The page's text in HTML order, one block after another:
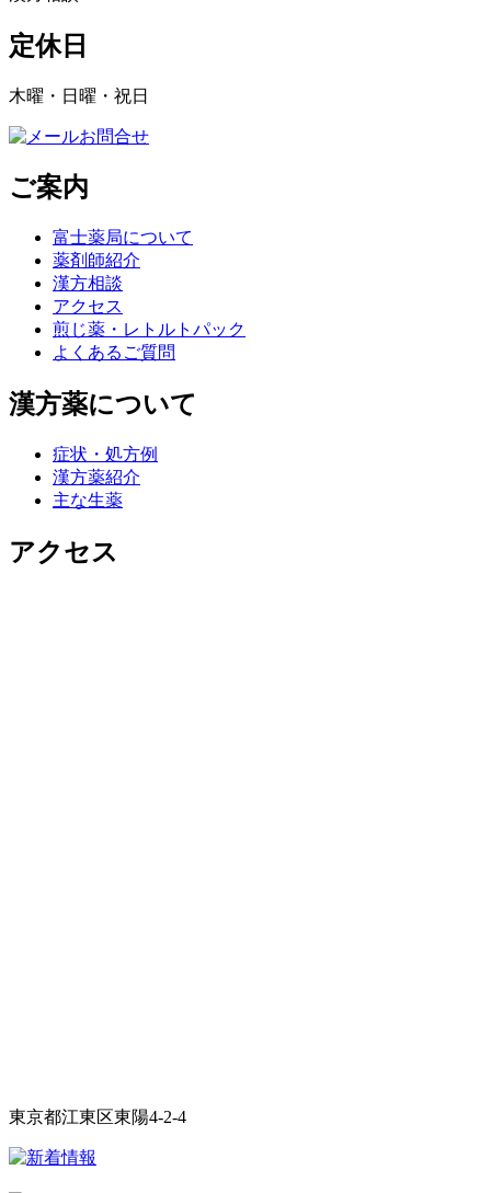
定休日
木曜・日曜・祝日
ご案内
富士薬局について
薬剤師紹介
漢方相談
アクセス
煎じ薬・レトルトパック
よくあるご質問
漢方薬について
症状・処方例
漢方薬紹介
主な生薬
アクセス
東京都江東区東陽4-2-4